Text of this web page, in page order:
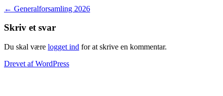
Indlægsnavigation
← Generalforsamling 2026
Skriv et svar
Du skal være logget ind for at skrive en kommentar.
Drevet af WordPress